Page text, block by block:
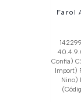
Farol
Confia)
Import)
Nino)